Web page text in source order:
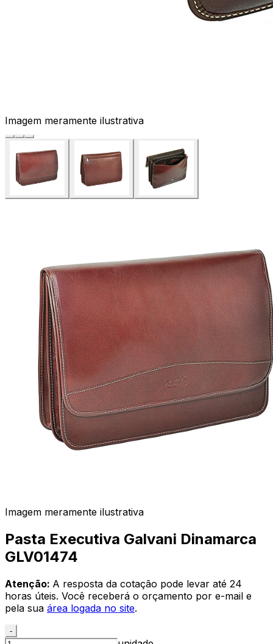
Imagem meramente ilustrativa
Imagem meramente ilustrativa
Pasta Executiva Galvani Dinamarca
GLV01474
Atenção: A resposta da cotação pode levar até 24
horas úteis. Você receberá o orçamento por e-mail e
pela sua área logada no site.
-